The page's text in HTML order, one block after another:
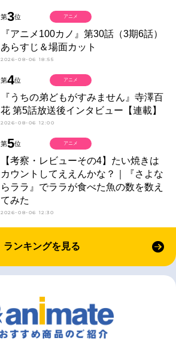
第3位
『アニメ100カノ』第30話（3期6話）
あらすじ＆場面カット
2026-08-06 18:55
アニメ
第4位
『うちの弟どもがすみません』寺澤百
花 第5話放送後インタビュー【連載】
2026-08-06 12:00
アニメ
第5位
【考察・レビューその4】たい焼きは
カウントしてええんかな？｜『さよな
らララ』でララが食べた魚の数を数え
てみた
2026-08-06 12:30
アニメ
ランキングを見る